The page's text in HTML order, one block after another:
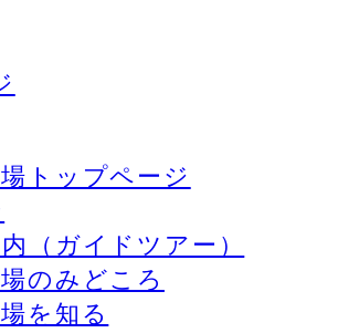
トップページ
（ガイドツアー）
のみどころ
を知る